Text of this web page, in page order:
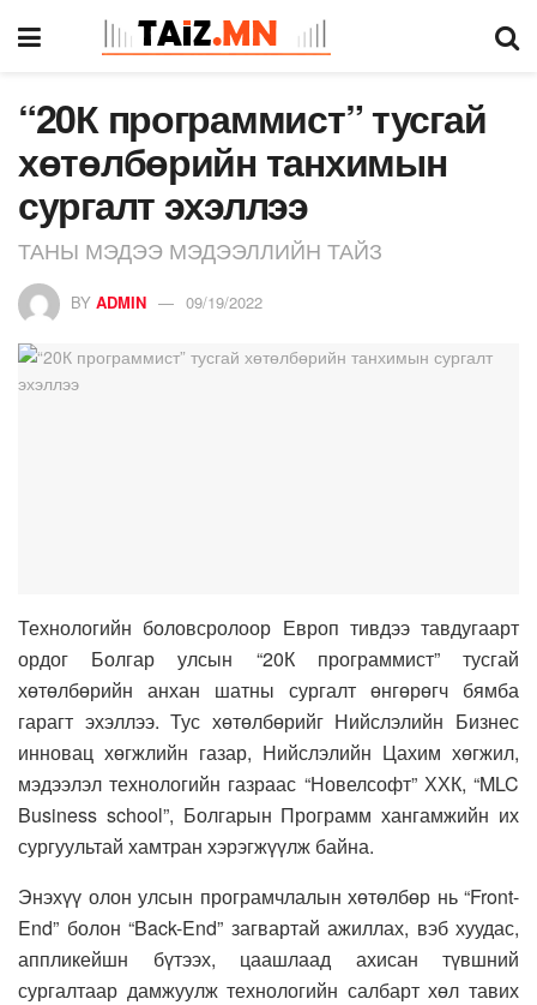
“20К программист” тусгай
хөтөлбөрийн танхимын
сургалт эхэллээ
ТАНЫ МЭДЭЭ МЭДЭЭЛЛИЙН ТАЙЗ
BY ADMIN 09/19/2022
Технологийн боловсролоор Европ тивдээ тавдугаарт
ордог Болгар улсын “20К программист” тусгай
хөтөлбөрийн анхан шатны сургалт өнгөрөгч бямба
гарагт эхэллээ. Тус хөтөлбөрийг Нийслэлийн Бизнес
инновац хөгжлийн газар, Нийслэлийн Цахим хөгжил,
мэдээлэл технологийн газраас “Новелсофт” ХХК, “MLC
Business school”, Болгарын Программ хангамжийн их
сургуультай хамтран хэрэгжүүлж байна.
Энэхүү олон улсын програмчлалын хөтөлбөр нь “Front-
End” болон “Back-End” загвартай ажиллах, вэб хуудас,
аппликейшн бүтээх, цаашлаад ахисан түвшний
сургалтаар дамжуулж технологийн салбарт хөл тавих